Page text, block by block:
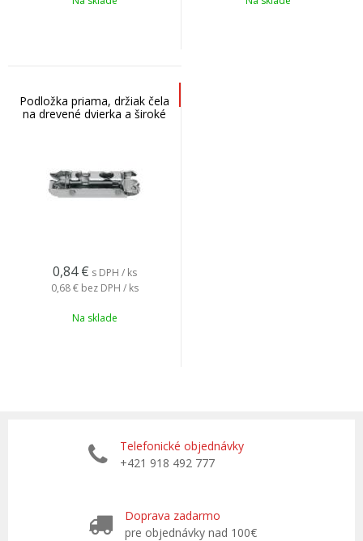
Podložka priama, držiak čela
na drevené dvierka a široké
0,84 € s DPH / ks
0,68 € bez DPH / ks
Na sklade
Telefonické objednávky
+421 918 492 777
Doprava zadarmo
pre objednávky nad 100€